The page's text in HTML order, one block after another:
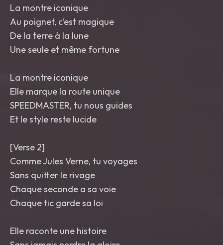
La montre iconique
Au poignet, c’est magique
De la terre à la lune
Une seule et même fortune
La montre iconique
Elle marque la route unique
SPEEDMASTER, tu nous guides
Et le style reste lucide
[Verse 2]
Comme Jules Verne, tu voyages
Sans quitter le rivage
Chaque seconde a sa voie
Chaque tic garde sa loi
Elle raconte une histoire